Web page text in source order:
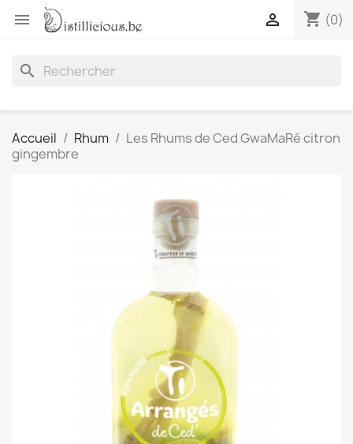
 shopping_cart (0)

search
Accueil Rhum
Les Rhums de Ced GwaMaRé citron
gingembre